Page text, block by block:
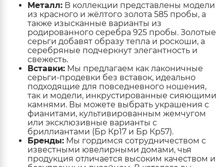
Металл: В коллекции представлены модели
из красного и жёлтого золота 585 пробы, а
также изысканные варианты из
родированного серебра 925 пробы. Золотые
серьги добавят образу тепла и роскоши, а
серебряные подчеркнут элегантность и
свежесть.
Вставки: Мы предлагаем как лаконичные
серьги-продевки без вставок, идеально
подходящие для повседневного ношения,
так и модели, инкрустированные сияющими
камнями. Вы можете выбрать украшения с
фианитами, культивированным жемчугом
или эксклюзивные варианты с
бриллиантами (Бр Кр17 и Бр Кр57).
Бренды: Мы гордимся сотрудничеством с
известными ювелирными домами, чья
продукция отличается высоким качеством и